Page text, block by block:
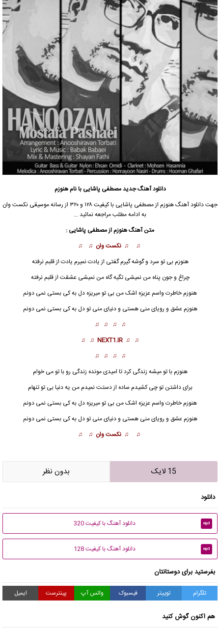
دانلود آهنگ جدیدمصطفی پاشایی با نام هنوزم
جهت دانلود آهنگ هنوزم ازمصطفی پاشایی
با کیفیت ۱۲۸ و ۳۲۰ از رسانه موسیقی نکست وان
به ادامه مطلب مراجعه نمائید …
متن آهنگ هنوزم از مصطفی پاشایی :
♫ ♫ نکست وان ♫ ♫
هنوزم بی تو سرد و گوشه گیرم گفتی از یادت نمیرم یادت از قلبم نرفته
چراغ و جون پناه من نمیشی تگیه گاه من نمیشی عشقت از قلبم نرفته
هنوزم خاطرت واسم عزیزه اشک من بی تو میریزه دل به کی بستی نمی دونم
هنوزم عشق و رویای منی هستی و دنیای منی تو دل به کی بستی نمی دونم
♫ ♫ ♫ ♫
♫ ♫
NEXT1.IR
♫ ♫
♫ ♫ ♫ ♫
هنوزم با تو میشه زندگی کرد تا امیدی مونده زندگی رو با تو می خوام
برای داشتن تو چی کشیدم ساده از دستت نمیدم من یه دنیا بی تو تنهام
هنوزمخاطرت واسم عزیزه اشک من بی تو میریزه دل به کی بستی نمی دونم
هنوزم عشق و رویای منی هستی و دنیای منی تو دل به کی بستی نمی دونم
♫ ♫ نکست وان ♫ ♫
15 لایک بدون نظر
دانلود
mp3 دانلود آهنگ با کیفیت 320
mp3 دانلود آهنگ با کیفیت 128
بفرستید برای دوستانتان
تلگرام توییتر فیسبوک واتس آپ پینترست ایمیل
هم اکنون گوش کنید